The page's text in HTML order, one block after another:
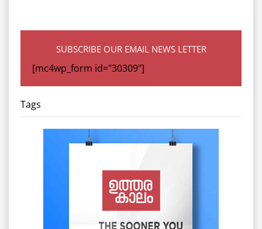
SUBSCRIBE OUR EMAIL NEWS LETTER
[mc4wp_form id="30309"]
Tags